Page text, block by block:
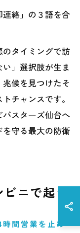
絡」の３語を合
タイミングで訪
」選択肢が生ま
候を見つけたそ
チャンスです。
スターズ仙台へ
守る最大の防衛
ビニで起き
間営業を止め